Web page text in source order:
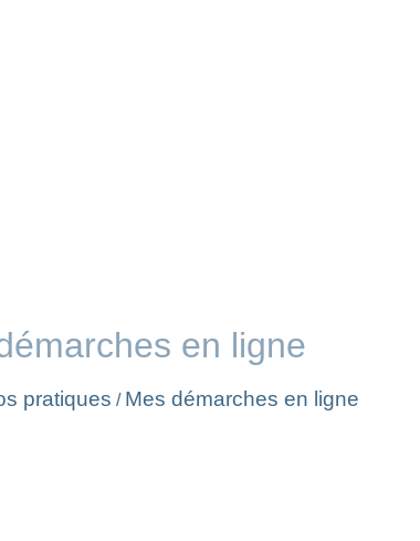
en ligne
pratiques / Mes démarches en ligne